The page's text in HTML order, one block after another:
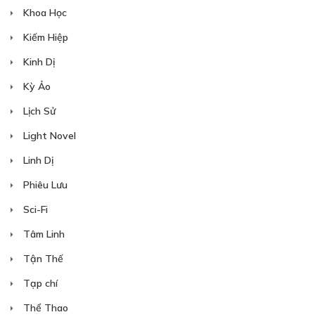
Khoa Học
Kiếm Hiệp
Kinh Dị
Kỳ Ảo
Lịch Sử
Light Novel
Linh Dị
Phiêu Lưu
Sci-Fi
Tâm Linh
Tận Thế
Tạp chí
Thể Thao